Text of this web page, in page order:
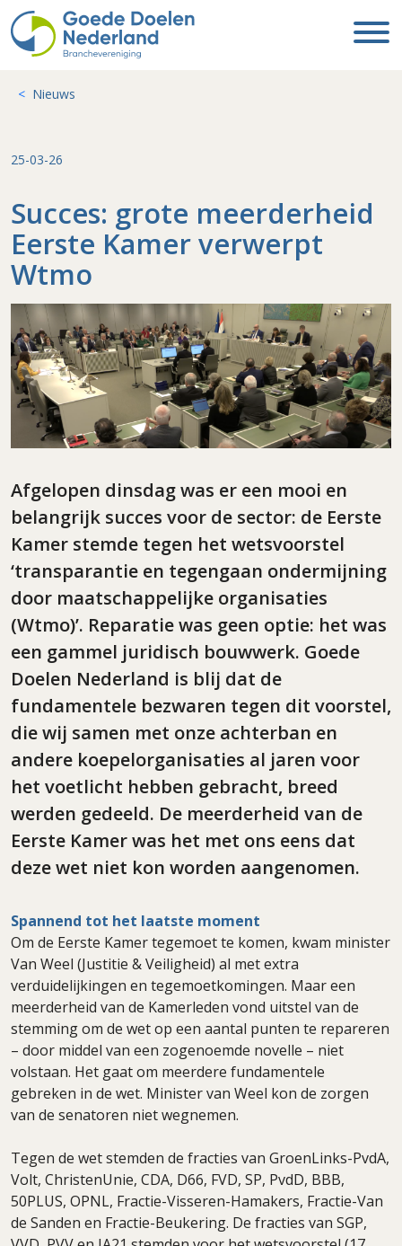
Nieuws
25-03-26
Succes: grote meerderheid
Eerste Kamer verwerpt
Wtmo
Afgelopen dinsdag was er een mooi en
belangrijk succes voor de sector: de Eerste
Kamer stemde tegen het wetsvoorstel
‘transparantie en tegengaan ondermijning
door maatschappelijke organisaties
(Wtmo)’. Reparatie was geen optie: het was
een gammel juridisch bouwwerk. Goede
Doelen Nederland is blij dat de
fundamentele bezwaren tegen dit voorstel,
die wij samen met onze achterban en
andere koepelorganisaties al jaren voor
het voetlicht hebben gebracht, breed
werden gedeeld. De meerderheid van de
Eerste Kamer was het met ons eens dat
deze wet niet kon worden aangenomen.
Spannend tot het laatste moment
Om de Eerste Kamer tegemoet te komen, kwam minister
Van Weel (Justitie & Veiligheid) al met extra
verduidelijkingen en tegemoetkomingen. Maar een
meerderheid van de Kamerleden vond uitstel van de
stemming om de wet op een aantal punten te repareren
– door middel van een zogenoemde novelle – niet
volstaan. Het gaat om meerdere fundamentele
gebreken in de wet. Minister van Weel kon de zorgen
van de senatoren niet wegnemen.
Tegen de wet stemden de fracties van GroenLinks-PvdA,
Volt, ChristenUnie, CDA, D66, FVD, SP, PvdD, BBB,
50PLUS, OPNL, Fractie-Visseren-Hamakers, Fractie-Van
de Sanden en Fractie-Beukering. De fracties van SGP,